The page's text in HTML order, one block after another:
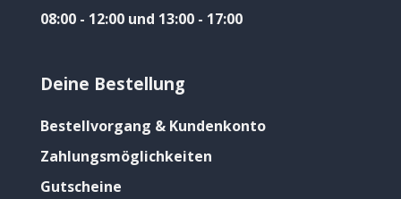
08:00 - 12:00 und 13:00 - 17:00
Deine Bestellung
Bestellvorgang & Kundenkonto
Zahlungsmöglichkeiten
Gutscheine